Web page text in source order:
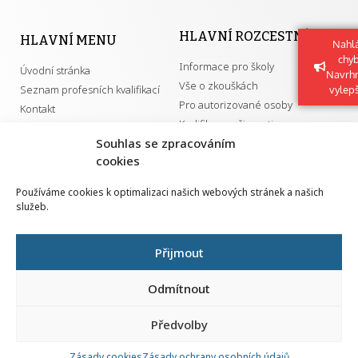
Souhlas se zpracováním
cookies
Používáme cookies k optimalizaci našich webových stránek a našich
služeb.
Přijmout
Odmítnout
Předvolby
HLAVNÍ MENU
Úvodní stránka
Seznam profesních kvalifikací
Kontakt
HLAVNÍ ROZCESTNÍK
Informace pro školy
Vše o zkouškách
Pro autorizované osoby
Kvalifikace a živnosti
GDPR
Národní pedagogický institut ČR
Senovážné náměstí 25
110 00 Praha 1